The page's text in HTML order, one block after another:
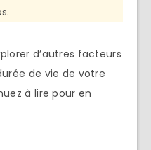
d’autres facteurs
de vie de votre
à lire pour en